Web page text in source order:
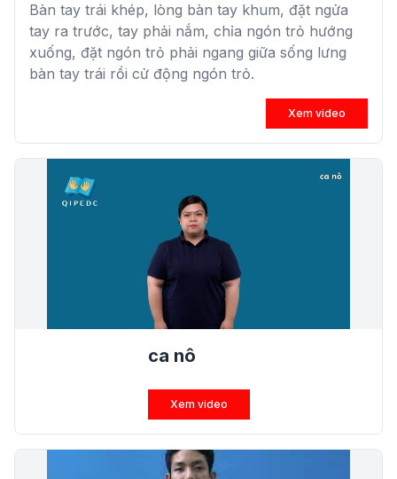
Bàn tay trái khép, lòng bàn tay khum, đặt ngửa
tay ra trước, tay phải nắm, chỉa ngón trỏ hướng
xuống, đặt ngón trỏ phải ngang giữa sống lưng
bàn tay trái rồi cử động ngón trỏ.
Xem video
ca nô
Xem video